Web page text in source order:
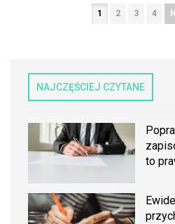
1 2 3 4
NAJCZĘŚCIEJ CZYTANE
to